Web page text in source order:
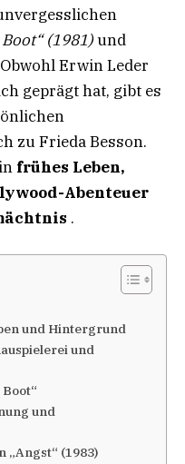
Boot“ (1981)und
Erwin Leder
geprägt hat, gibt es
zu Frieda Besson.
frühes Leben,
Abenteuer
.
und Hintergrund
und
und
„Angst“ (1983)